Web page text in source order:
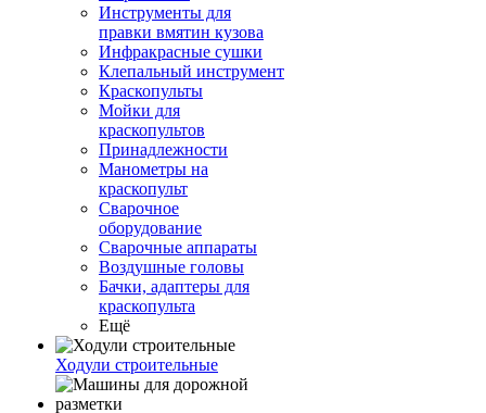
Инструменты для
правки вмятин кузова
Инфракрасные сушки
Клепальный инструмент
Краскопульты
Мойки для
краскопультов
Принадлежности
Манометры на
краскопульт
Сварочное
оборудование
Сварочные аппараты
Воздушные головы
Бачки, адаптеры для
краскопульта
Ещё
Ходули строительные